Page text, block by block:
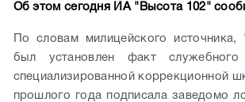
Об этом сегодня ИА "Высота 102"
По словам милицейского
был установлен факт
специализированной коррекционной
прошлого года подписала заведомо